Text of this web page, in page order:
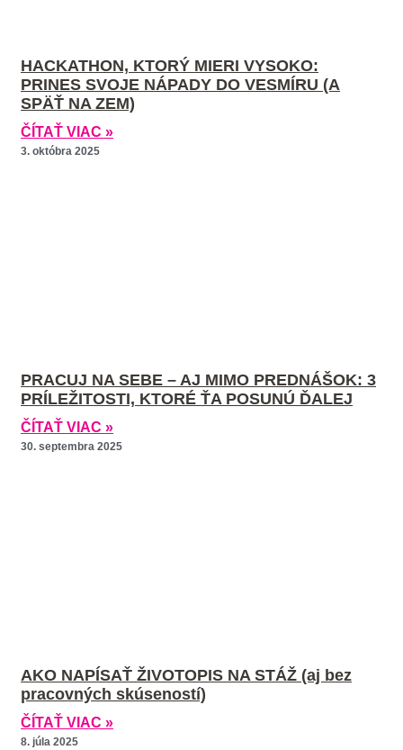
HACKATHON, KTORÝ MIERI VYSOKO:
PRINES SVOJE NÁPADY DO VESMÍRU (A
SPÄŤ NA ZEM)
ČÍTAŤ VIAC »
3. októbra 2025
PRACUJ NA SEBE – AJ MIMO PREDNÁŠOK: 3
PRÍLEŽITOSTI, KTORÉ ŤA POSUNÚ ĎALEJ
ČÍTAŤ VIAC »
30. septembra 2025
AKO NAPÍSAŤ ŽIVOTOPIS NA STÁŽ (aj bez
pracovných skúseností)
ČÍTAŤ VIAC »
8. júla 2025